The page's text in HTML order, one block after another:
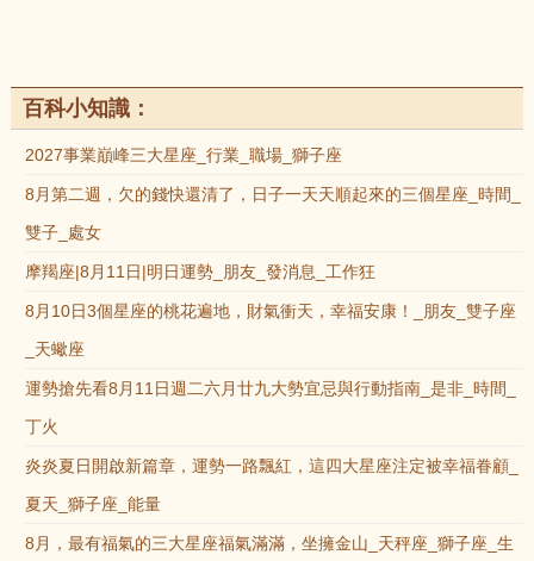
百科小知識：
2027事業巔峰三大星座_行業_職場_獅子座
8月第二週，欠的錢快還清了，日子一天天順起來的三個星座_時間_
雙子_處女
摩羯座|8月11日|明日運勢_朋友_發消息_工作狂
8月10日3個星座的桃花遍地，財氣衝天，幸福安康！_朋友_雙子座
_天蠍座
運勢搶先看8月11日週二六月廿九大勢宜忌與行動指南_是非_時間_
丁火
炎炎夏日開啟新篇章，運勢一路飄紅，這四大星座注定被幸福眷顧_
夏天_獅子座_能量
8月，最有福氣的三大星座福氣滿滿，坐擁金山_天秤座_獅子座_生